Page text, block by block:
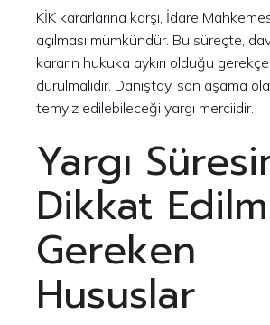
KİK kararlarına karşı, İdare
açılması mümkündür. Bu süreçte,
kararın hukuka aykırı olduğu
durulmalıdır. Danıştay, son aşama
temyiz edilebileceği yargı merciidir.
Yargı
Dikkat
Gereken
Hususlar